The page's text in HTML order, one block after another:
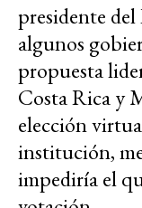
presidente
algunos
propuesta
Costa Rica y
elección
institución,
impediría el